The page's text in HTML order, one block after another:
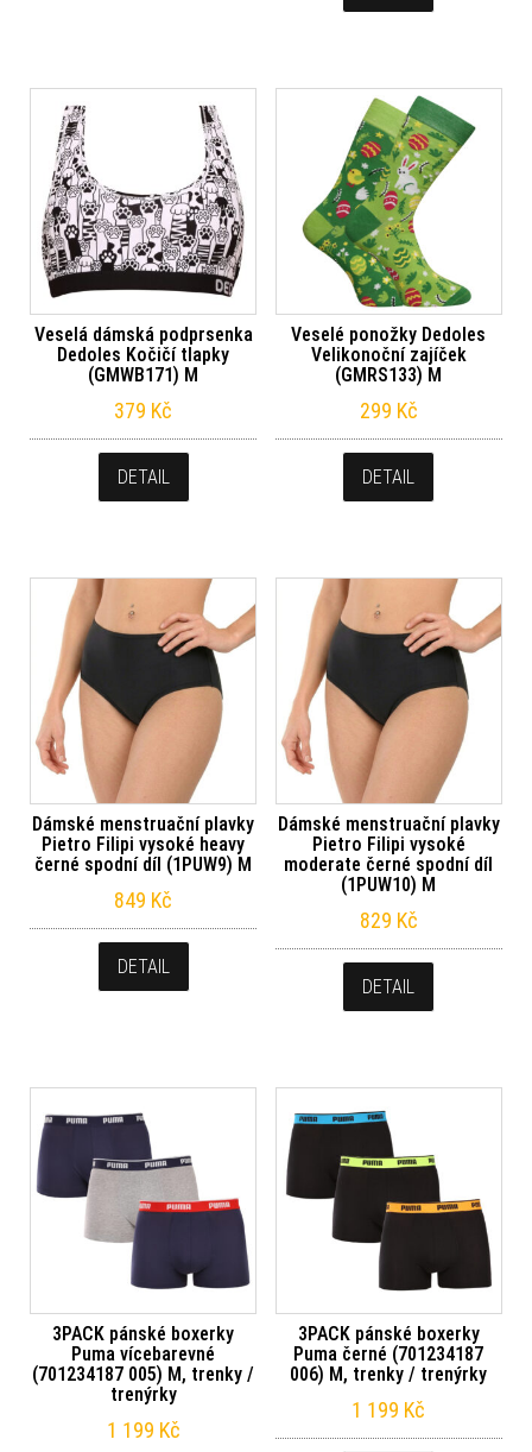
Veselá dámská podprsenka
Dedoles Kočičí tlapky
(GMWB171) M
379 Kč
DETAIL
Veselé ponožky Dedoles
Velikonoční zajíček
(GMRS133) M
299 Kč
DETAIL
Dámské menstruační plavky
Pietro Filipi vysoké heavy
černé spodní díl (1PUW9) M
849 Kč
DETAIL
Dámské menstruační plavky
Pietro Filipi vysoké
moderate černé spodní díl
(1PUW10) M
829 Kč
DETAIL
3PACK pánské boxerky
Puma vícebarevné
(701234187 005) M, trenky /
trenýrky
1 199 Kč
3PACK pánské boxerky
Puma černé (701234187
006) M, trenky / trenýrky
1 199 Kč